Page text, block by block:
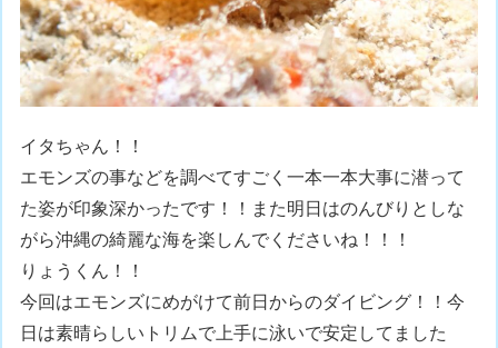
イタちゃん！！
エモンズの事などを調べてすごく一本一本大事に潜って
た姿が印象深かったです！！また明日はのんびりとしな
がら沖縄の綺麗な海を楽しんでくださいね！！！
りょうくん！！
今回はエモンズにめがけて前日からのダイビング！！今
日は素晴らしいトリムで上手に泳いで安定してました